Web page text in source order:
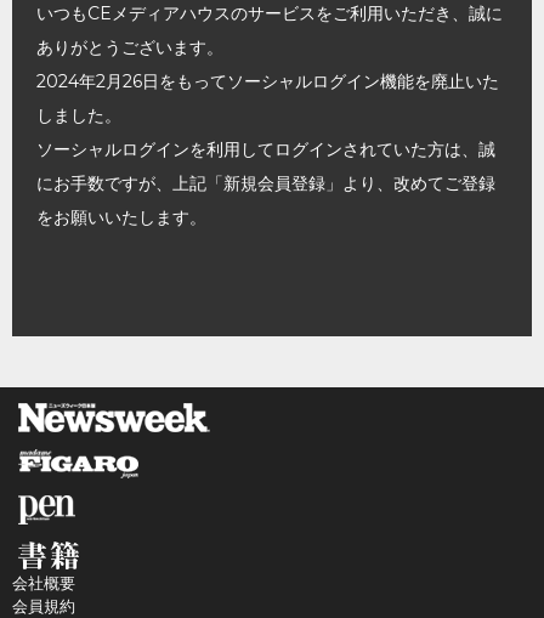
いつもCEメディアハウスのサービスをご利用いただき、誠に
ありがとうございます。
2024年2月26日をもってソーシャルログイン機能を廃止いた
しました。
ソーシャルログインを利用してログインされていた方は、誠
にお手数ですが、上記「新規会員登録」より、改めてご登録
をお願いいたします。
会社概要
会員規約